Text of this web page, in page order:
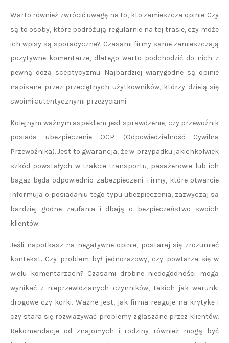
Warto również zwrócić uwagę na to, kto zamieszcza opinie. Czy
są to osoby, które podróżują regularnie na tej trasie, czy może
ich wpisy są sporadyczne? Czasami firmy same zamieszczają
pozytywne komentarze, dlatego warto podchodzić do nich z
pewną dozą sceptycyzmu. Najbardziej wiarygodne są opinie
napisane przez przeciętnych użytkowników, którzy dzielą się
swoimi autentycznymi przeżyciami.
Kolejnym ważnym aspektem jest sprawdzenie, czy przewoźnik
posiada ubezpieczenie OCP (Odpowiedzialność Cywilna
Przewoźnika). Jest to gwarancja, że w przypadku jakichkolwiek
szkód powstałych w trakcie transportu, pasażerowie lub ich
bagaż będą odpowiednio zabezpieczeni. Firmy, które otwarcie
informują o posiadaniu tego typu ubezpieczenia, zazwyczaj są
bardziej godne zaufania i dbają o bezpieczeństwo swoich
klientów.
Jeśli napotkasz na negatywne opinie, postaraj się zrozumieć
kontekst. Czy problem był jednorazowy, czy powtarza się w
wielu komentarzach? Czasami drobne niedogodności mogą
wynikać z nieprzewidzianych czynników, takich jak warunki
drogowe czy korki. Ważne jest, jak firma reaguje na krytykę i
czy stara się rozwiązywać problemy zgłaszane przez klientów.
Rekomendacje od znajomych i rodziny również mogą być